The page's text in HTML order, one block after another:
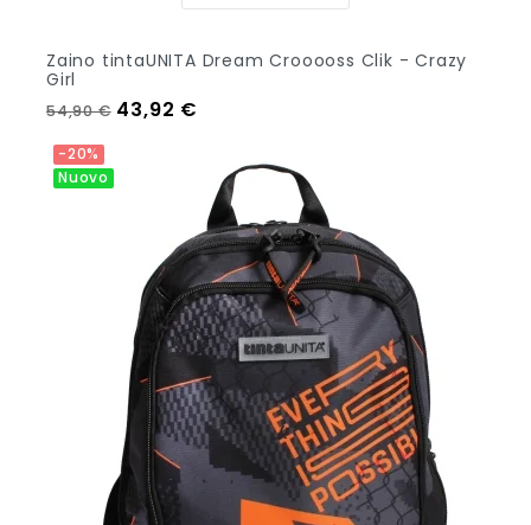
Zaino tintaUNITA Dream Crooooss Clik - Crazy
Girl
Prezzo regolare
54,90 € Prezzo
43,92 €
-20%
Nuovo